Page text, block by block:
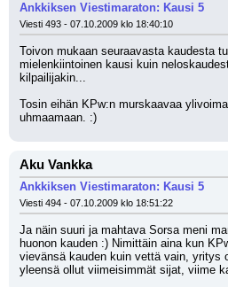
Ankkiksen Viestimaraton: Kausi 5
Viesti 493 - 07.10.2009 klo 18:40:10
Toivon mukaan seuraavasta kaudesta
mielenkiintoinen kausi kuin
kilpailijakin...
Tosin eihän KPw:n murskaavaa
uhmaamaan. :)
Aku Vankka
Ankkiksen Viestimaraton: Kausi 5
Viesti 494 - 07.10.2009 klo 18:51:22
Ja näin suuri ja mahtava Sorsa meni
huonon kauden :) Nimittäin aina kun
vievänsä kauden kuin vettä vain, yritys
yleensä ollut viimeisimmät sijat, viime